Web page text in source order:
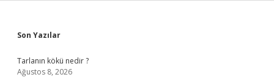
Sidebar
Son Yazılar
Tarlanın kökü nedir ?
Ağustos 8, 2026